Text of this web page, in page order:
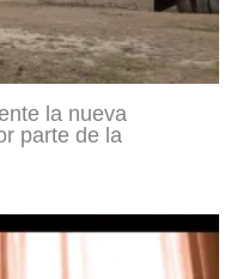
la nueva
parte de la